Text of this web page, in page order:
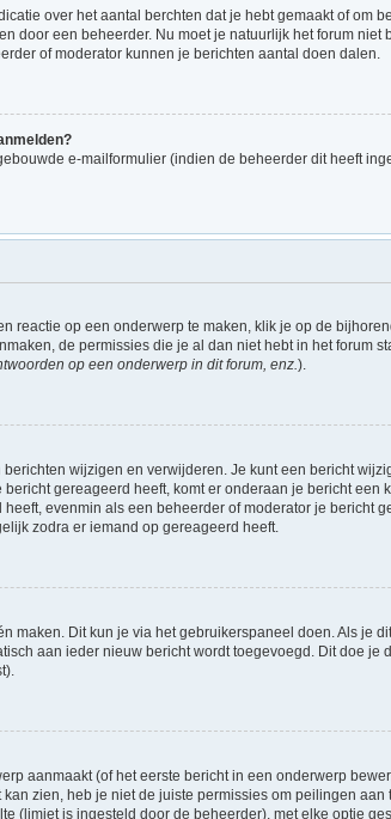
over het aantal berchten dat je hebt gemaakt of om
door een beheerder. Nu moet je natuurlijk het forum
of moderator kunnen je berichten aantal doen dalen.
e-mailformulier (indien de beheerder dit heeft
reactie op een onderwerp te maken, klik je op de
de permissies die je al dan niet hebt in het forum
op een onderwerp in dit forum, enz.).
wijzigen en verwijderen. Je kunt een bericht
gereageerd heeft, komt er onderaan je bericht
evenmin als een beheerder of moderator je bericht
zodra er iemand op gereageerd heeft.
maken. Dit kun je via het gebruikerspaneel doen. Als je
aan ieder nieuw bericht wordt toegevoegd. Dit doe
aanmaakt (of het eerste bericht in een onderwerp
zien, heb je niet de juiste permissies om peilingen
(limiet is ingesteld door de beheerder), met elke optie